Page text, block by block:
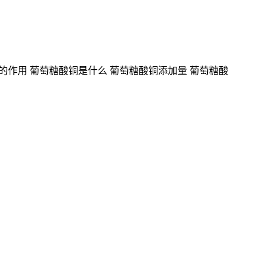
作用 葡萄糖酸铜是什么 葡萄糖酸铜添加量 葡萄糖酸